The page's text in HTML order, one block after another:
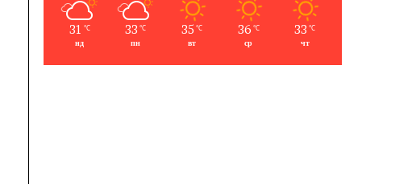
31 ℃
нд
33 ℃
пн
35 ℃
вт
36 ℃
ср
33 ℃
чт